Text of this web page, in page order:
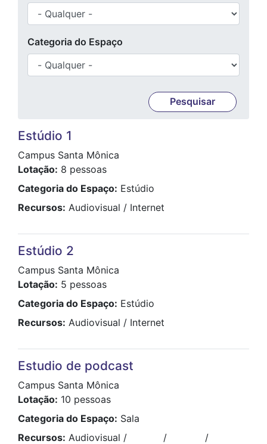
Categoria do Espaço
Estúdio 1
Campus Santa Mônica
Lotação 8 pessoas
Categoria do Espaço Estúdio
Recursos Audiovisual Internet
Estúdio 2
Campus Santa Mônica
Lotação 5 pessoas
Categoria do Espaço Estúdio
Recursos Audiovisual Internet
Estudio de podcast
Campus Santa Mônica
Lotação 10 pessoas
Categoria do Espaço Sala
Recursos Audiovisual